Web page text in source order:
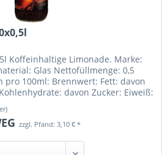
Koffeinhaltige Limonade. Marke:
Glas Nettofüllmenge: 0,5
pro 100ml: Brennwert: Fett: davon
davon Zucker: Eiweiß:
zzgl. Pfand: 3,10 € *